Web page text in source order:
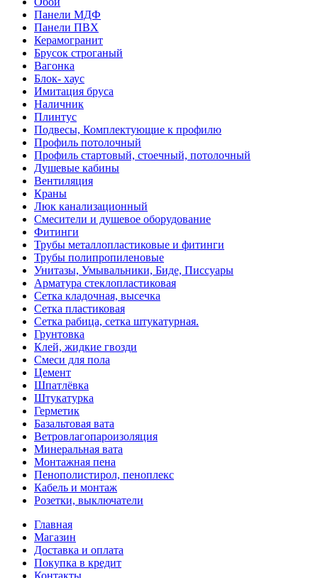
Панели МДФ
Панели ПВХ
Керамогранит
Брусок строганый
Вагонка
Блок- хаус
Имитация бруса
Наличник
Плинтус
Подвесы, Комплектующие к профилю
Профиль потолочный
Профиль стартовый, стоечный, потолочный
Душевые кабины
Вентиляция
Краны
Люк канализационный
Смесители и душевое оборудование
Фитинги
Трубы металлопластиковые и фитинги
Трубы полипропиленовые
Унитазы, Умывальники, Биде, Писсуары
Арматура стеклопластиковая
Сетка кладочная, высечка
Сетка пластиковая
Сетка рабица, сетка штукатурная.
Грунтовка
Клей, жидкие гвозди
Смеси для пола
Цемент
Шпатлёвка
Штукатурка
Герметик
Базальтовая вата
Ветровлагопароизоляция
Минеральная вата
Монтажная пена
Пенополистирол, пеноплекс
Кабель и монтаж
Розетки, выключатели
Главная
Магазин
Доставка и оплата
Покупка в кредит
Контакты